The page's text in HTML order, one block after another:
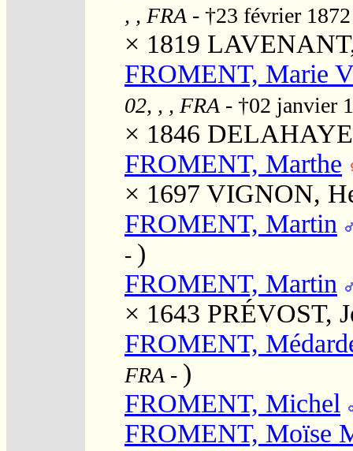
, , FRA - †23 février
× 1819
FROMENT, Marie
02, , , FRA - †02 janvier
× 1846
FROMENT, Marthe
× 1697 VIGNON,
FROMENT, Martin
- )
FROMENT, Martin
× 1643 PRÉVOST,
FROMENT,
FRA - )
FROMENT, Michel
FROMENT, Moïse